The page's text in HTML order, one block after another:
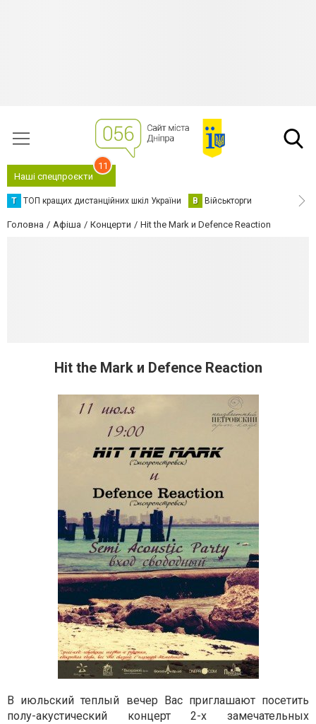
Наші спецпроєкти
11
Т ТОП кращих дистанційних шкіл України В Військторги
Головна Афіша Концерти Hit the Mark и Defence Reaction
Hit the Mark и Defence Reaction
В июльский теплый вечер Вас приглашают посетить
полу-акустический концерт 2-х замечательных